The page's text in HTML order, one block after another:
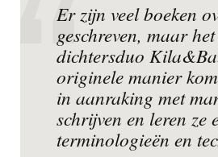
Er zijn veel boeken
geschreven, maar
dichtersduo
originele manier
in aanraking met
schrijven en leren ze
terminologieën en